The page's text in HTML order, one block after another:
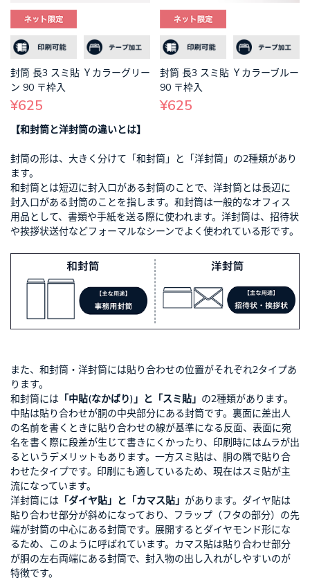
封筒 長3 スミ貼 Ｙカラーグリー
ン 90 〒枠入
¥625
封筒 長3 スミ貼 Ｙカラーブルー
90 〒枠入
¥625
【和封筒と洋封筒の違いとは】
封筒の形は、大きく分けて「和封筒」と「洋封筒」の2種類があり
ます。
和封筒とは短辺に封入口がある封筒のことで、洋封筒とは長辺に
封入口がある封筒のことを指します。和封筒は一般的なオフィス
用品として、書類や手紙を送る際に使われます。洋封筒は、招待状
や挨拶状送付などフォーマルなシーンでよく使われている形です。
また、和封筒・洋封筒には貼り合わせの位置がそれぞれ2タイプあ
ります。
和封筒には 「中貼(なかばり)」と「スミ貼」 の2種類があります。
中貼は貼り合わせが胴の中央部分にある封筒です。裏面に差出人
の名前を書くときに貼り合わせの線が基準になる反面、表面に宛
名を書く際に段差が生じて書きにくかったり、印刷時にはムラが出
るというデメリットもあります。一方スミ貼は、胴の隅で貼り合
わせたタイプです。印刷にも適しているため、現在はスミ貼が主
流になっています。
洋封筒には 「ダイヤ貼」と「カマス貼」 があります。ダイヤ貼は
貼り合わせ部分が斜めになっており、フラップ（フタの部分）の先
端が封筒の中心にある封筒です。展開するとダイヤモンド形にな
るため、このように呼ばれています。カマス貼は貼り合わせ部分
が胴の左右両端にある封筒で、封入物の出し入れがしやすいのが
特徴です。